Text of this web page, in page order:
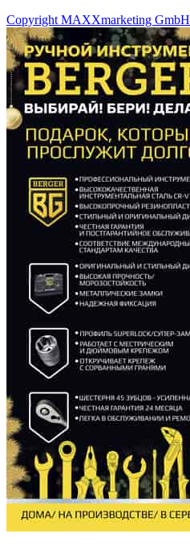
Copyright MAXXmarketing GmbH